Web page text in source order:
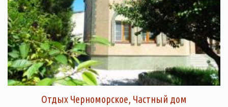
Отдых Черноморское, Частный дом